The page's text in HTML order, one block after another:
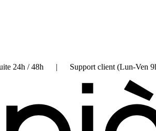
24h / 48h | Support client (Lun-Ven